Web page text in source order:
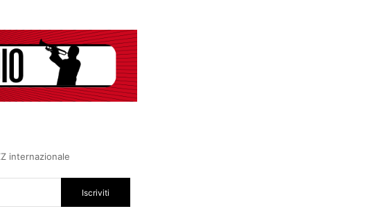
internazionale
Iscriviti